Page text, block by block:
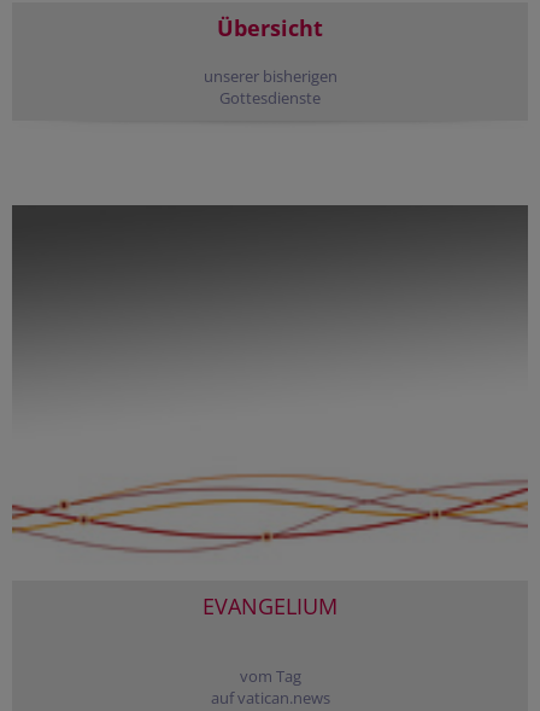
Übersicht
unserer bisherigen
Gottesdienste
EVANGELIUM
vom Tag
auf vatican.news